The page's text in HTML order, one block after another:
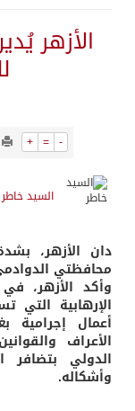
الأزهر
+ = -
السيد خاطر
دان الأزهر،
محافظتي
وأكد الأزهر،
الإرهابية التي
أعمال إجرامية
الأعراف
الدولي
وأشكاله.